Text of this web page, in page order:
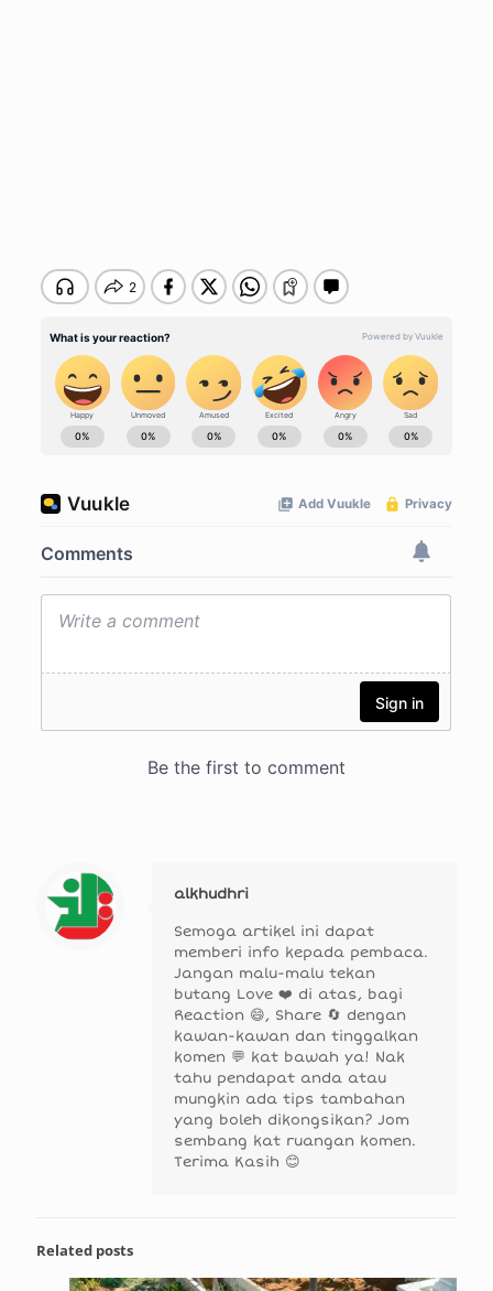
alkhudhri
Semoga artikel ini dapat
memberi info kepada pembaca.
Jangan malu-malu tekan
butang Love ❤️ di atas, bagi
Reaction 😄, Share 🔄 dengan
kawan-kawan dan tinggalkan
komen 💬 kat bawah ya! Nak
tahu pendapat anda atau
mungkin ada tips tambahan
yang boleh dikongsikan? Jom
sembang kat ruangan komen.
Terima Kasih 😊
Related posts